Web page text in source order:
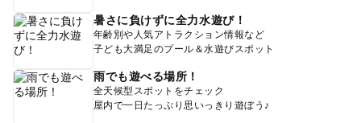
暑さに負けずに全力水遊び！
年齢別や人気アトラクション情報など
子ども大満足のプール＆水遊びスポット
雨でも遊べる場所！
全天候型スポットをチェック
屋内で一日たっぷり思いっきり遊ぼう♪